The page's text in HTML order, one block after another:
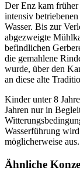
Der Enz kam
intensiv
Wasser. Bis zur
abgezweigte
befindlichen
die gemahlene
wurde, über den
an diese alte
Kinder unter 8
Jahren nur in
Wasserführung
möglicherweise
Ähnliche